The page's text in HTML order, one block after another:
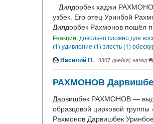
Дилдорбек хаджи
узбек. Его отец Уринбой
Дилдорбек Рахмонов пошёл
Реакции: довольно сложно для
(1) удивление (1) злость (1)
Вacилий П. · 3307 дней(я) назад
РАХМОНОВ
Дарвишбек РАХМОНОВ —
образцовой цирковой
Рахмонов Дарвишбек